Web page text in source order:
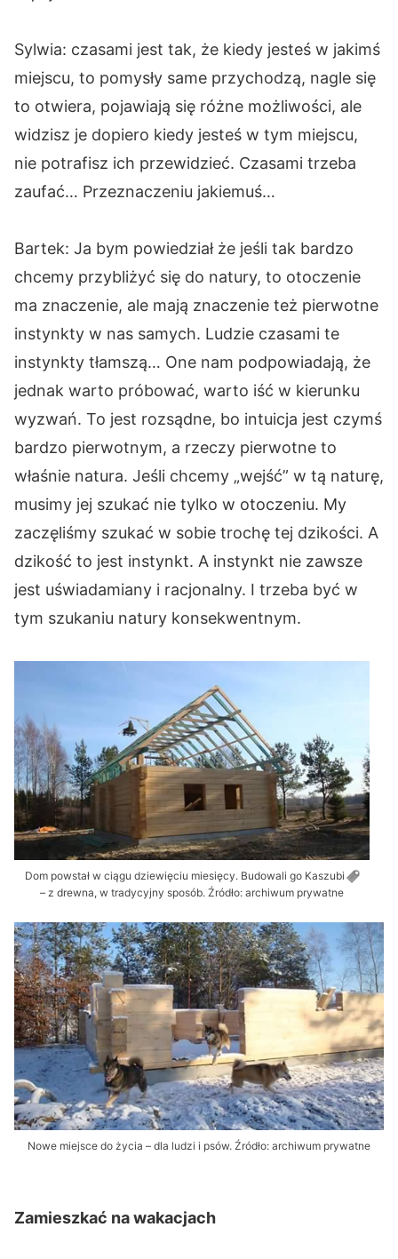
Sylwia: czasami jest tak, że kiedy jesteś w jakimś
miejscu, to pomysły same przychodzą, nagle się
to otwiera, pojawiają się różne możliwości, ale
widzisz je dopiero kiedy jesteś w tym miejscu,
nie potrafisz ich przewidzieć. Czasami trzeba
zaufać… Przeznaczeniu jakiemuś…
Bartek: Ja bym powiedział że jeśli tak bardzo
chcemy przybliżyć się do natury, to otoczenie
ma znaczenie, ale mają znaczenie też pierwotne
instynkty w nas samych. Ludzie czasami te
instynkty tłamszą… One nam podpowiadają, że
jednak warto próbować, warto iść w kierunku
wyzwań. To jest rozsądne, bo intuicja jest czymś
bardzo pierwotnym, a rzeczy pierwotne to
właśnie natura. Jeśli chcemy „wejść” w tą naturę,
musimy jej szukać nie tylko w otoczeniu. My
zaczęliśmy szukać w sobie trochę tej dzikości. A
dzikość to jest instynkt. A instynkt nie zawsze
jest uświadamiany i racjonalny. I trzeba być w
tym szukaniu natury konsekwentnym.
Dom powstał w ciągu dziewięciu miesięcy. Budowali go Kaszubi
– z drewna, w tradycyjny sposób. Źródło: archiwum prywatne
Nowe miejsce do życia – dla ludzi i psów. Źródło: archiwum prywatne
Zamieszkać na wakacjach